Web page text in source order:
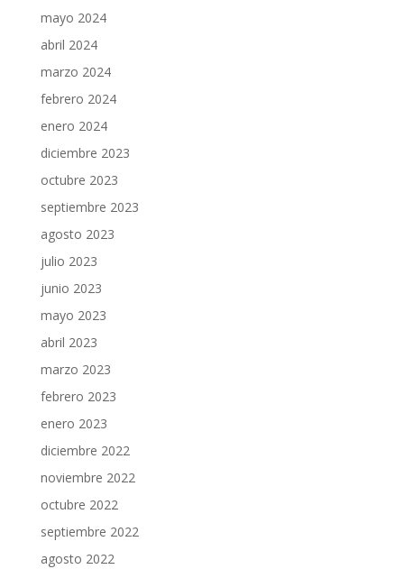
mayo 2024
abril 2024
marzo 2024
febrero 2024
enero 2024
diciembre 2023
octubre 2023
septiembre 2023
agosto 2023
julio 2023
junio 2023
mayo 2023
abril 2023
marzo 2023
febrero 2023
enero 2023
diciembre 2022
noviembre 2022
octubre 2022
septiembre 2022
agosto 2022